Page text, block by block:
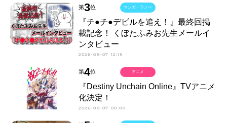
第3位
『チ●チ●デビルを追え！』最終回掲
載記念！ くぼたふみお先生メールイ
ンタビュー
2026-08-07 12:15
マンガ・ラノベ
第4位
『Destiny Unchain Online』TVアニメ
化決定！
2026-08-07 00:00
アニメ